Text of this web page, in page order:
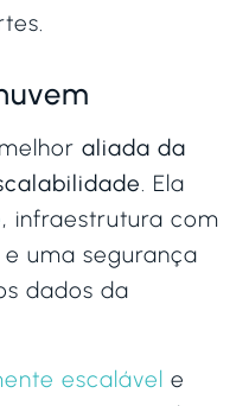
aliada da
. Ela
, infraestrutura com
uma segurança
dados da
escalável e